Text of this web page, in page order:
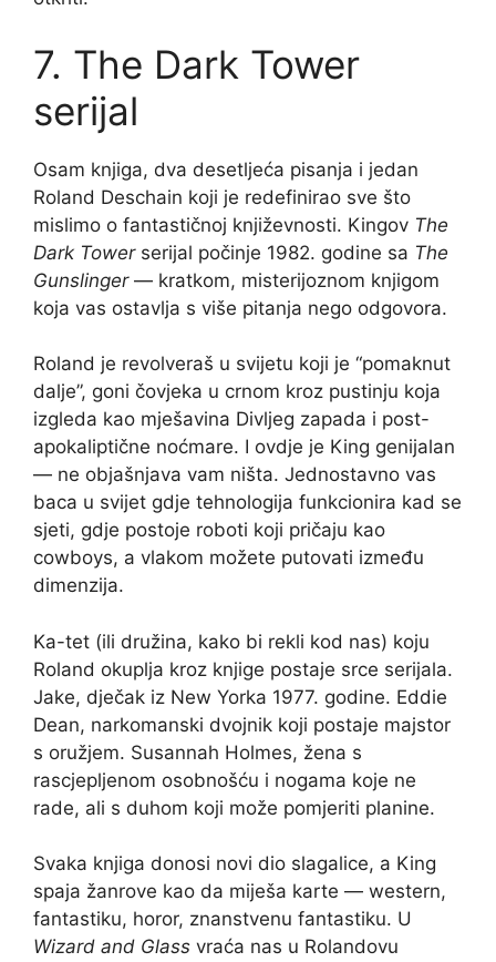
7. The Dark Tower
serijal
Osam knjiga, dva desetljeća pisanja i jedan
Roland Deschain koji je redefinirao sve što
mislimo o fantastičnoj književnosti. Kingov The
Dark Towerserijal počinje 1982. godine sa The
Gunslinger— kratkom, misterijoznom knjigom
koja vas ostavlja s više pitanja nego odgovora.
Roland je revolveraš u svijetu koji je “pomaknut
dalje”, goni čovjeka u crnom kroz pustinju koja
izgleda kao mješavina Divljeg zapada i post-
apokaliptične noćmare. I ovdje je King genijalan
— ne objašnjava vam ništa. Jednostavno vas
baca u svijet gdje tehnologija funkcionira kad se
sjeti, gdje postoje roboti koji pričaju kao
cowboys, a vlakom možete putovati između
dimenzija.
Ka-tet (ili družina, kako bi rekli kod nas) koju
Roland okuplja kroz knjige postaje srce serijala.
Jake, dječak iz New Yorka 1977. godine. Eddie
Dean, narkomanski dvojnik koji postaje majstor
s oružjem. Susannah Holmes, žena s
rascjepljenom osobnošću i nogama koje ne
rade, ali s duhom koji može pomjeriti planine.
Svaka knjiga donosi novi dio slagalice, a King
spaja žanrove kao da miješa karte — western,
fantastiku, horor, znanstvenu fantastiku. U
Wizard and Glass vraća nas u Rolandovu